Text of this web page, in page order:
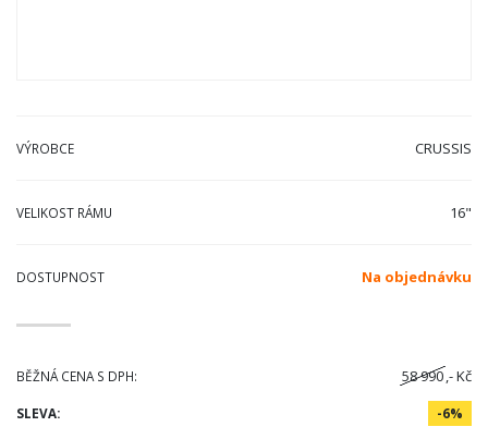
VÝROBCE CRUSSIS
VELIKOST RÁMU 16"
DOSTUPNOST Na objednávku
BĚŽNÁ CENA S DPH: 58 990,- Kč
SLEVA: -6%